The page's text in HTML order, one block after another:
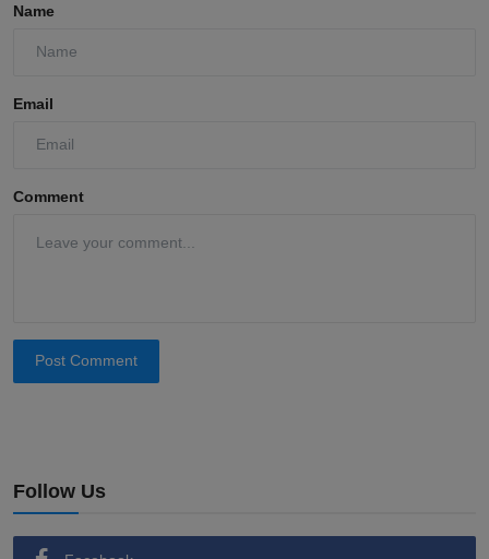
Name
Email
Comment
Post Comment
Follow Us